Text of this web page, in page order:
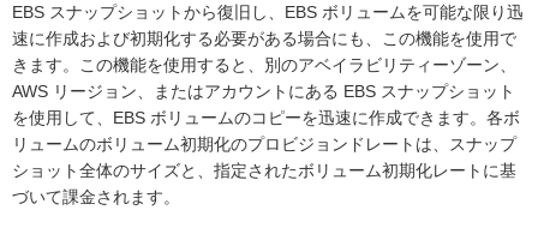
EBS スナップショットから復旧し、EBS ボリュームを可能な限り迅
速に作成および初期化する必要がある場合にも、この機能を使用で
きます。この機能を使用すると、別のアベイラビリティーゾーン、
AWS リージョン、またはアカウントにある EBS スナップショット
を使用して、EBS ボリュームのコピーを迅速に作成できます。各ボ
リュームのボリューム初期化のプロビジョンドレートは、スナップ
ショット全体のサイズと、指定されたボリューム初期化レートに基
づいて課金されます。